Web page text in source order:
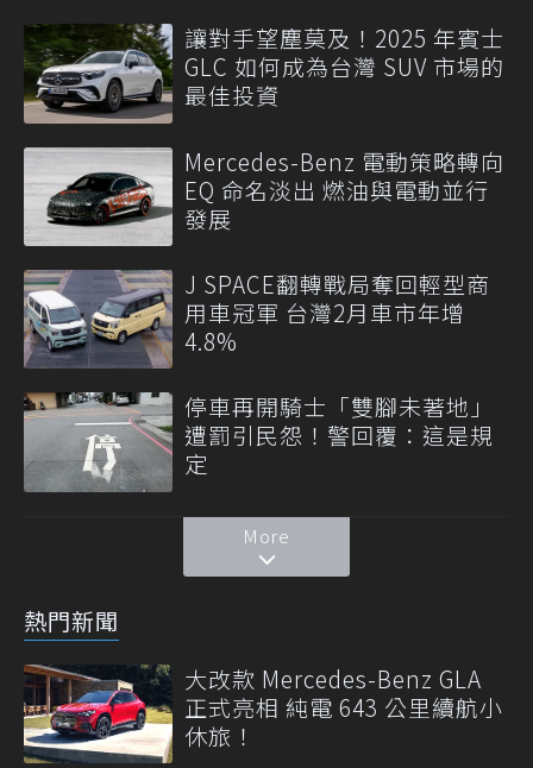
讓對手望塵莫及！2025 年賓士
GLC 如何成為台灣 SUV 市場的
最佳投資
Mercedes-Benz 電動策略轉向
EQ 命名淡出 燃油與電動並行
發展
J SPACE翻轉戰局奪回輕型商
用車冠軍 台灣2月車市年增
4.8%
停車再開騎士「雙腳未著地」
遭罰引民怨！警回覆：這是規
定
More
熱門新聞
大改款 Mercedes-Benz GLA
正式亮相 純電 643 公里續航小
休旅！